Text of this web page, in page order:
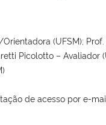
(UFSM); Prof.
Picolotto – Avaliador
de acesso por e-